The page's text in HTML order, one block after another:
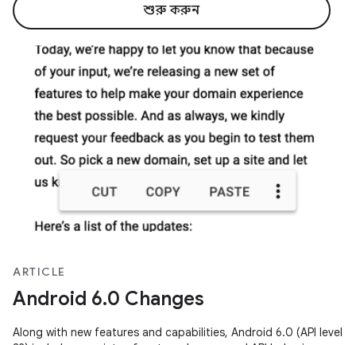
শুরু করুন
ARTICLE
Android 6.0 Changes
Along with new features and capabilities, Android 6.0 (API level